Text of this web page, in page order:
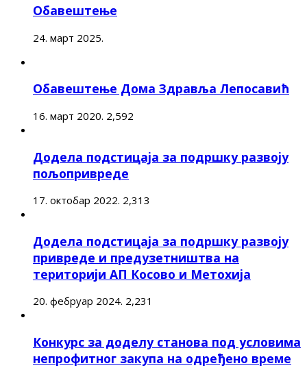
Обавештење
24. март 2025.
Обавештење Дома Здравља Лепосавић
16. март 2020. 2,592
Додела подстицаја за подршку развоју
пољопривреде
17. октобар 2022. 2,313
Додела подстицаја за подршку развоју
привреде и предузетништва на
територији АП Косово и Метохија
20. фебруар 2024. 2,231
Конкурс за доделу станова под условима
непрофитног закупа на одређено време